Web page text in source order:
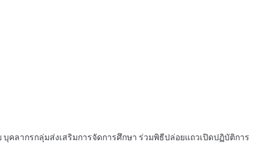
คลากรกลุ่มส่งเสริมการจัดการศึกษา ร่วมพิธีปล่อยแถวเปิดปฏิบัติการ